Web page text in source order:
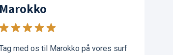
Marokko
med os til Marokko på vores surf